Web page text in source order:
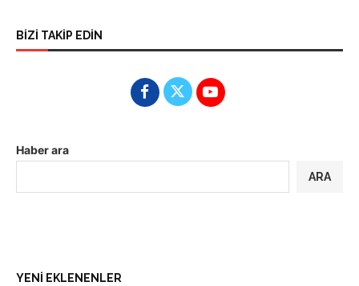
BİZİ TAKİP EDİN
Haber ara
ARA
YENİ EKLENENLER